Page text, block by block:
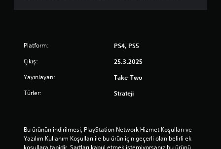
Platform: PS4, PS5
Çıkış: 25.3.2025
Yayınlayan: Take-Two
Türler: Strateji
Bu ürünün indirilmesi, PlayStation Network Hizmet Koşulları ve
Yazılım Kullanım Koşulları ile bu ürün için geçerli olan belirli ek
koşullara tabidir. Şartları kabul etmek istemiyorsanız bu ürünü